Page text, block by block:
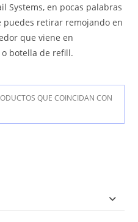
Systems, en pocas palabras
puedes retirar remojando en
que viene en
botella de refill.
QUE COINCIDAN CON